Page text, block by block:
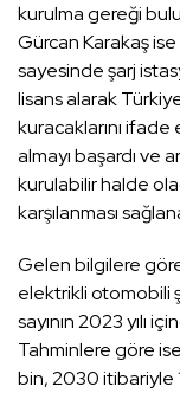
kurulma gereği
Gürcan Karakaş
sayesinde şarj
lisans alarak
kuracaklarını ifade
almayı başardı ve
kurulabilir halde
karşılanması
Gelen bilgilere
elektrikli otomobili
sayının 2023 yılı
Tahminlere göre
bin, 2030 itibariyle